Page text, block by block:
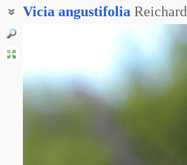
Vicia angustifolia Reichard